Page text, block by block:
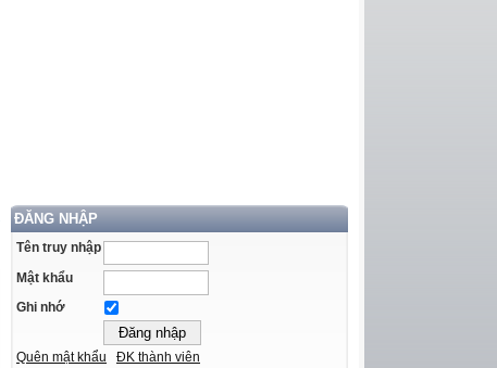
ĐĂNG NHẬP
Tên truy nhập
Mật khẩu
Ghi nhớ
Quên mật khẩu ĐK thành viên